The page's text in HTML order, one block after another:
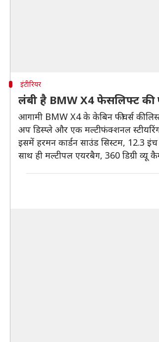
इंटीरियर
लंबी है BMW X4 फेसलिफ्ट की
आगामी BMW X4 के केबिन फीचर्स की
अप डिस्प्ले और एक मल्टीफंक्शनल स्टीयरिंग
इसमें हरमन कार्डन साउंड सिस्टम, 12.3 इंच
साथ ही मल्टीपल एयरबैग, 360 डिग्री व्यू